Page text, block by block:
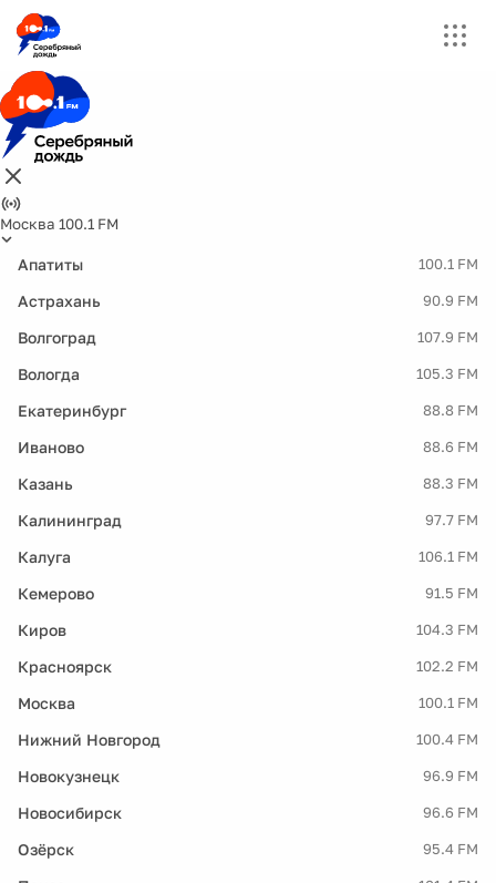
Москва 100.1 FM
Апатиты 100.1 FM
Астрахань 90.9 FM
Волгоград 107.9 FM
Вологда 105.3 FM
Екатеринбург 88.8 FM
Иваново 88.6 FM
Казань 88.3 FM
Калининград 97.7 FM
Калуга 106.1 FM
Кемерово 91.5 FM
Киров 104.3 FM
Красноярск 102.2 FM
Москва 100.1 FM
Нижний Новгород 100.4 FM
Новокузнецк 96.9 FM
Новосибирск 96.6 FM
Озёрск 95.4 FM